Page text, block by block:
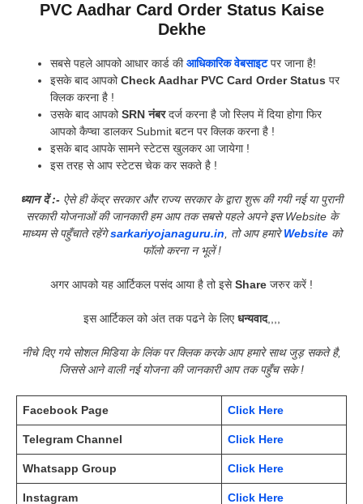
PVC Aadhar Card Order Status Kaise
Dekhe
सबसे पहले आपको आधार कार्ड कीआधिकारिक वेबसाइटपर जाना है!
इसके बाद आपकोCheck Aadhar PVC Card Order Status पर
क्लिक करना है !
उसके बाद आपकोSRN नंबरदर्ज करना है जो स्लिप में दिया होगा फिर
आपको कैप्चा डालकर Submit बटन पर क्लिक करना है !
इसके बाद आपके सामने स्टेटस खुलकर आ जायेगा !
इस तरह से आप स्टेटस चेक कर सकते है !
ध्यान दें :- ऐसे ही केंद्र सरकार और राज्य सरकार के द्वारा शुरू की गयी नई या पुरानी
सरकारी योजनाओं की जानकारी हम आप तक सबसे पहले अपने इस Website के
माध्यम से पहुँचाते रहेंगेsarkariyojanaguru.in, तो आप हमारेWebsiteको
फॉलो करना न भूलें !
अगर आपको यह आर्टिकल पसंद आया है तो इसेShare जरुर करें !
इस आर्टिकल को अंत तक पढने के लिएधन्यवाद,,,,
नीचे दिए गये सोशल मिडिया के लिंक पर क्लिक करके आप हमारे साथ जुड़ सकते है,
जिससे आने वाली नई योजना की जानकारी आप तक पहुँच सके !
Facebook Page Click Here
Telegram Channel Click Here
Whatsapp Group Click Here
Instagram Click Here